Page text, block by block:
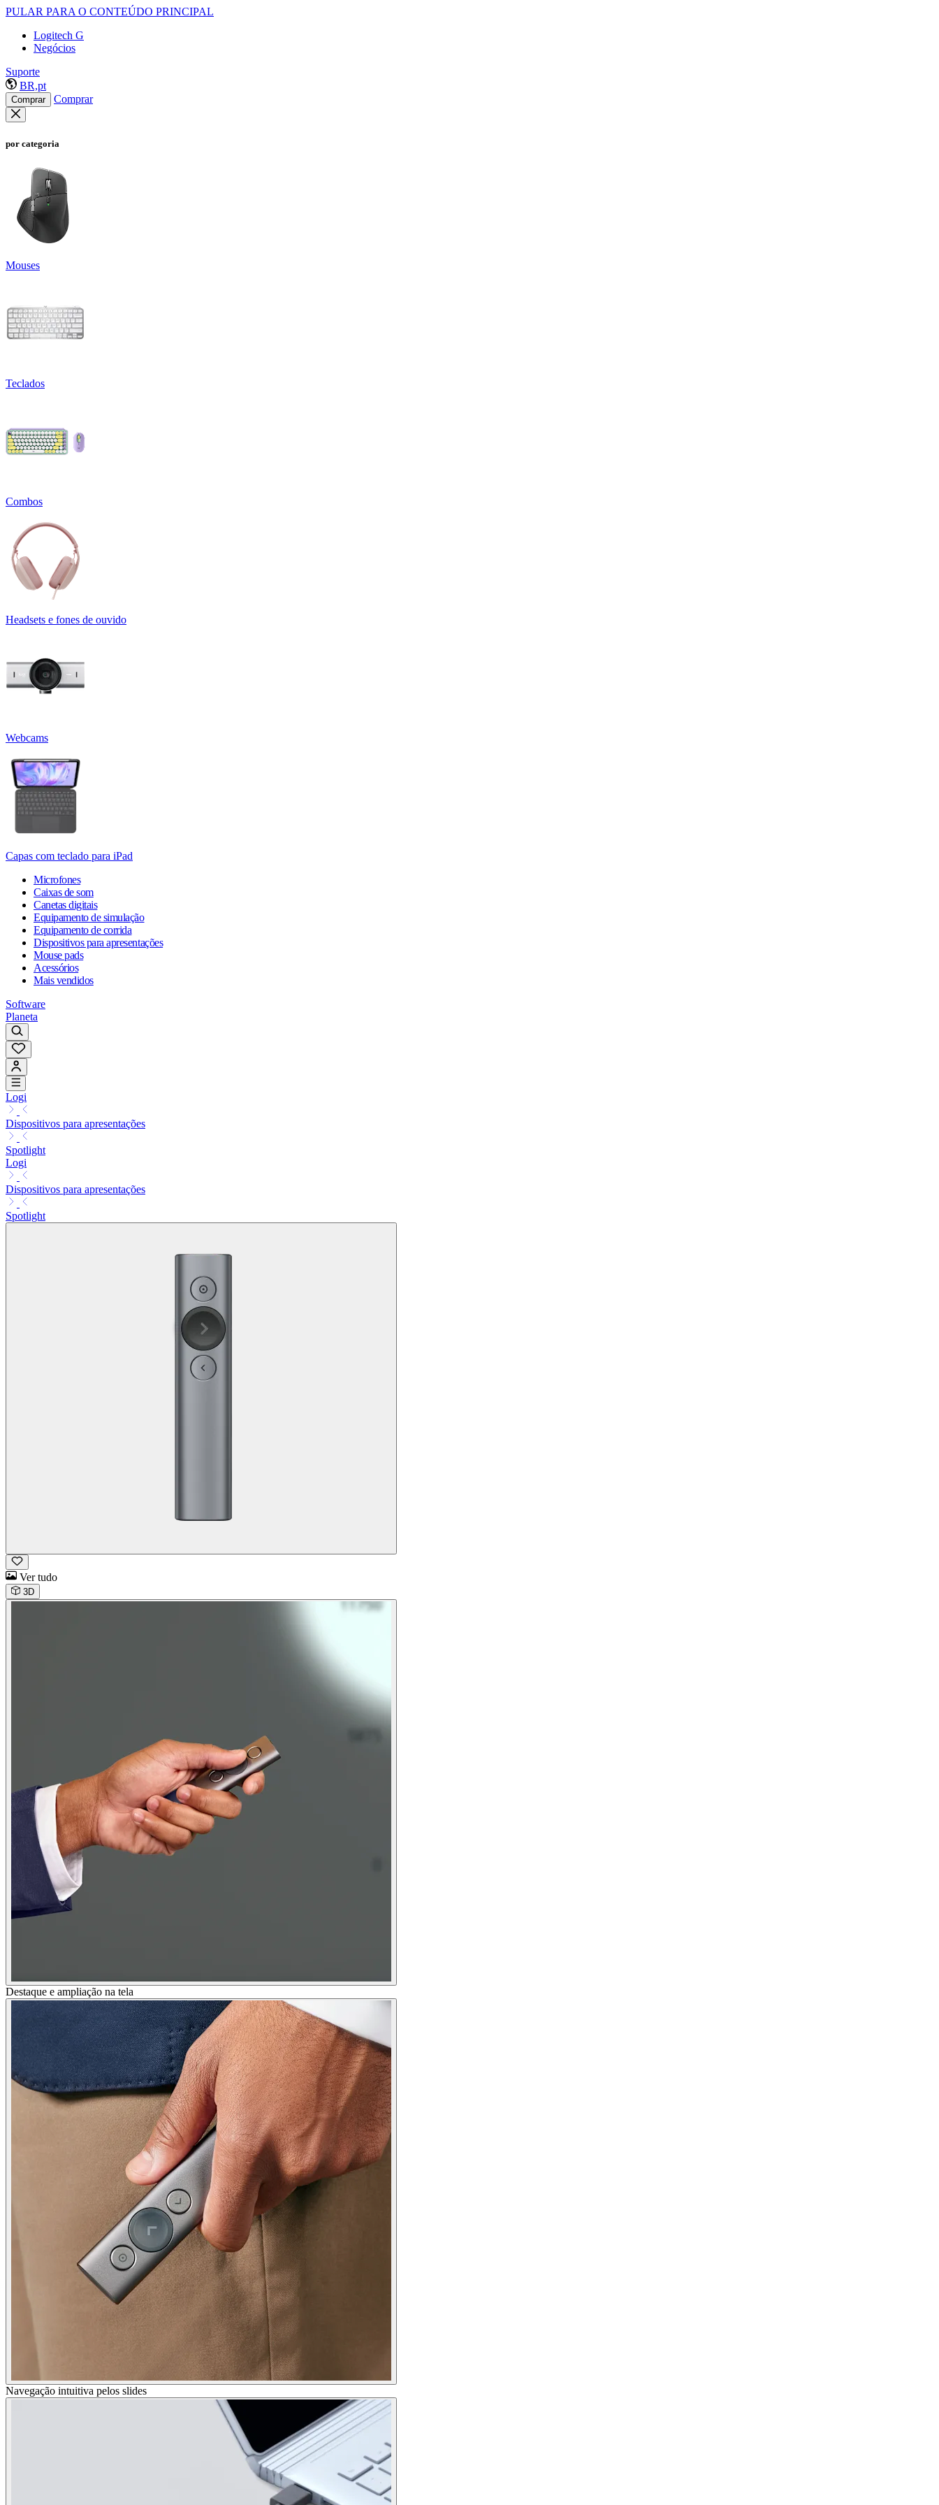
PULAR PARA O CONTEÚDO PRINCIPAL
Logitech G
Negócios
Suporte
BR,pt
Comprar Comprar
por categoria
Mouses
Teclados
Combos
Headsets e fones de ouvido
Webcams
Capas com teclado para iPad
Microfones
Caixas de som
Canetas digitais
Equipamento de simulação
Equipamento de corrida
Dispositivos para apresentações
Mouse pads
Acessórios
Mais vendidos
Software
Planeta
Logi
Dispositivos para apresentações
Spotlight
Logi
Dispositivos para apresentações
Spotlight
Ver tudo
3D
Destaque e ampliação na tela
Navegação intuitiva pelos slides